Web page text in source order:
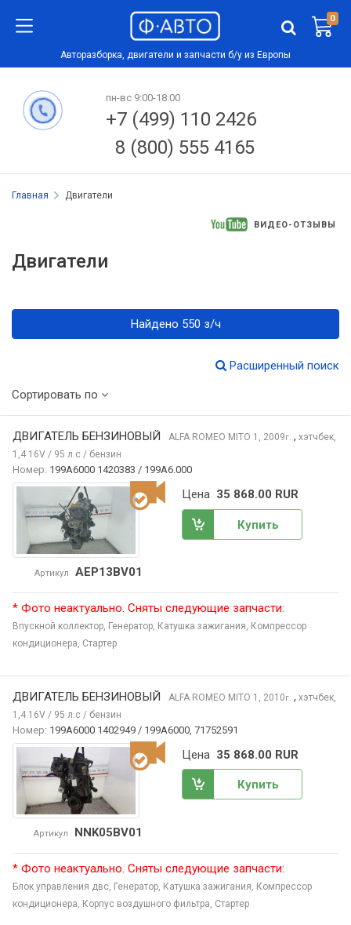
0
Авторазборка, двигатели и запчасти б/у из Европы
пн-вс 9:00-18:00
+7 (499) 110 2426
8 (800) 555 4165
Главная Двигатели
ВИДЕО-ОТЗЫВЫ
Двигатели
Найдено 550 з/ч
Расширенный поиск
Сортировать по
ДВИГАТЕЛЬ БЕНЗИНОВЫЙ ALFA ROMEO MITO 1, 2009г. , хэтчбек,
1,4 16V / 95 л.с / бензин
Номер: 199A6000 1420383 / 199A6.000
Артикул AEP13BV01
Цена 35 868.00 RUR
Купить
* Фото неактуально. Сняты следующие запчасти:
Впускной коллектор, Генератор, Катушка зажигания, Компрессор
кондиционера, Стартер
ДВИГАТЕЛЬ БЕНЗИНОВЫЙ ALFA ROMEO MITO 1, 2010г. , хэтчбек,
1,4 16V / 95 л.с / бензин
Номер: 199A6000 1402949 / 199A6000, 71752591
Артикул NNK05BV01
Цена 35 868.00 RUR
Купить
* Фото неактуально. Сняты следующие запчасти:
Блок управления двс, Генератор, Катушка зажигания, Компрессор
кондиционера, Корпус воздушного фильтра, Стартер